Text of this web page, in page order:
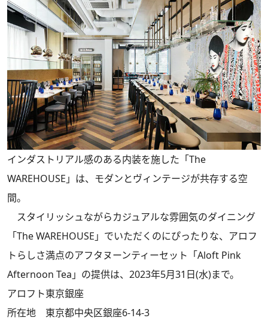
インダストリアル感のある内装を施した「The
WAREHOUSE」は、モダンとヴィンテージが共存する空
間。
スタイリッシュながらカジュアルな雰囲気のダイニング
「The WAREHOUSE」でいただくのにぴったりな、アロフ
トらしさ満点のアフタヌーンティーセット「Aloft Pink
Afternoon Tea」の提供は、2023年5月31日(水)まで。
アロフト東京銀座
所在地 東京都中央区銀座6-14-3